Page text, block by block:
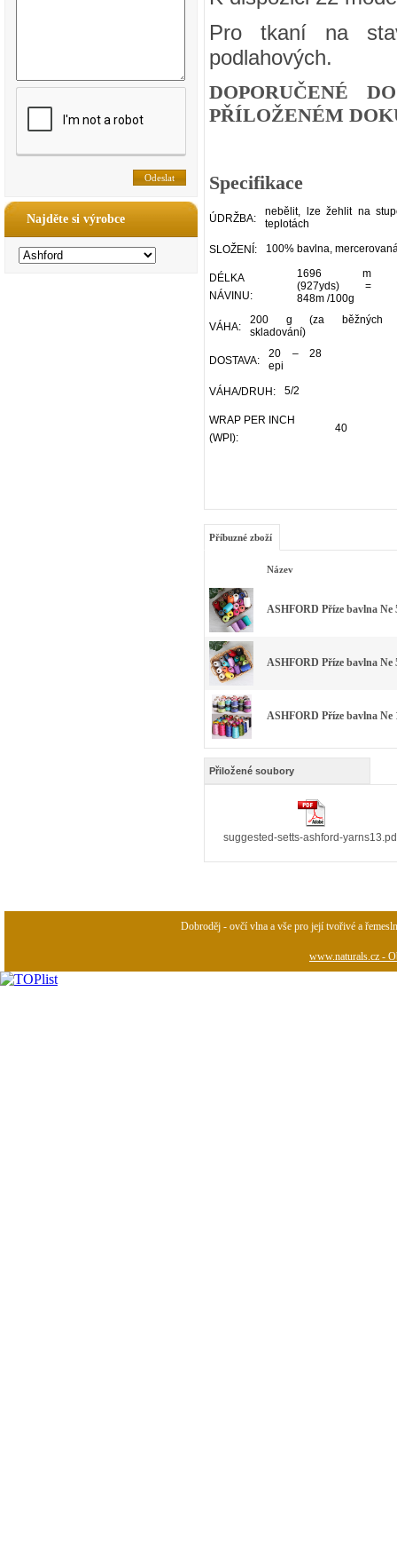
Najděte si výrobce
Pro tkaní na
podlahových.
DOPORUČENÉ
PŘÍLOŽENÉM
Specifikace
ÚDRŽBA:
nebělit, lze žehlit na
teplotách
SLOŽENÍ: 100% bavlna,
DÉLKA
NÁVINU:
1696 m
(927yds) =
848m /100g
VÁHA:
200 g (za běžných
skladování)
DOSTAVA:
20 – 28
epi
VÁHA/DRUH: 5/2
WRAP PER INCH
(WPI):
40
Příbuzné zboží
Název
ASHFORD Příze bavlna Ne
ASHFORD Příze bavlna Ne
ASHFORD Příze bavlna Ne
Přiložené soubory
suggested-setts-ashford-
Dobroděj - ovčí vlna a vše pro její tvořivé a
www.naturals.cz -